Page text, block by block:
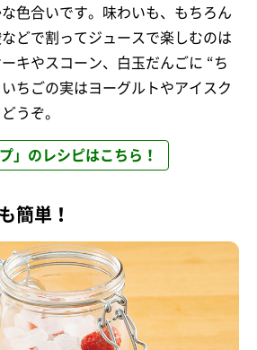
色合いです。味わいも、もちろん
どで割ってジュースで楽しむのは
キやスコーン、白玉だんごに “ち
ちごの実はヨーグルトやアイスク
うぞ。
」のレシピはこちら！
簡単！